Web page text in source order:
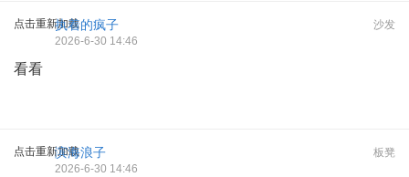
点击重新加载 沙发
执着的疯子
2026-6-30 14:46
看看
点击重新加载 板凳
滨海浪子
2026-6-30 14:46